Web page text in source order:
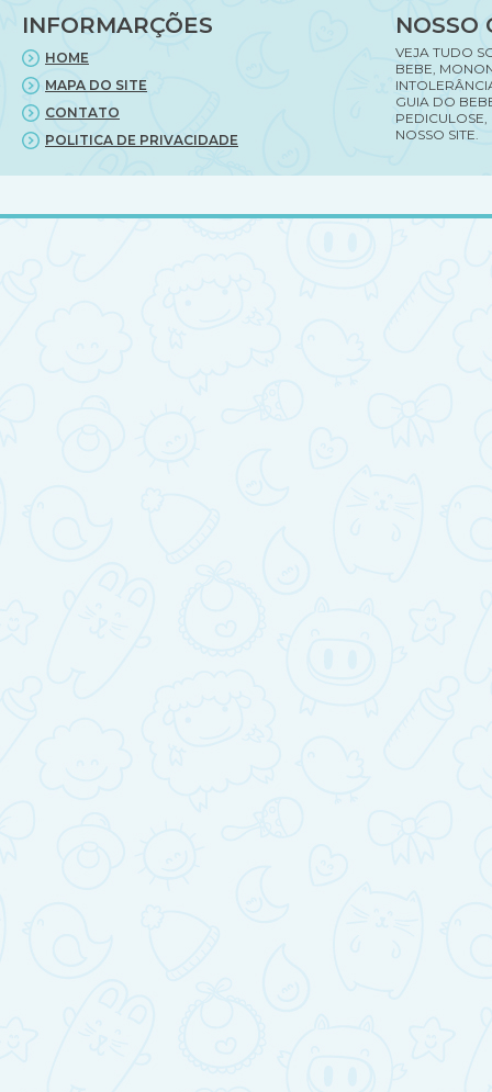
INFORMARÇÕES
HOME
MAPA DO SITE
CONTATO
POLITICA DE PRIVACIDADE
NOSSO
VEJA TUDO
BEBE,
GUIA DO
PEDICULOSE,
NOSSO SITE.